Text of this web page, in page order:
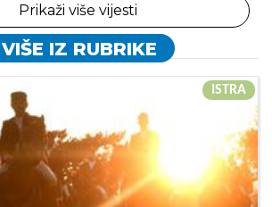
Prikaži više vijesti
VIŠE IZ RUBRIKE
ISTRA